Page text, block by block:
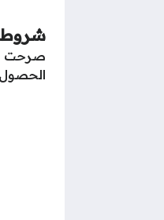
شروط
صرحت
الحصول